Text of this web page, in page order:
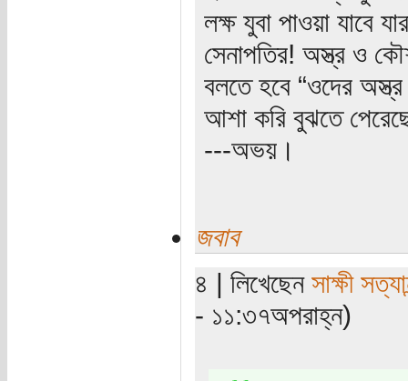
লক্ষ যুবা পাওয়া যাবে
সেনাপতির! অস্ত্র ও
বলতে হবে “ওদের
আশা করি বুঝতে
---অভয়।
জবাব
৪ | লিখেছেন সাক্ষী
- ১১:৩৭অপরাহ্ন)